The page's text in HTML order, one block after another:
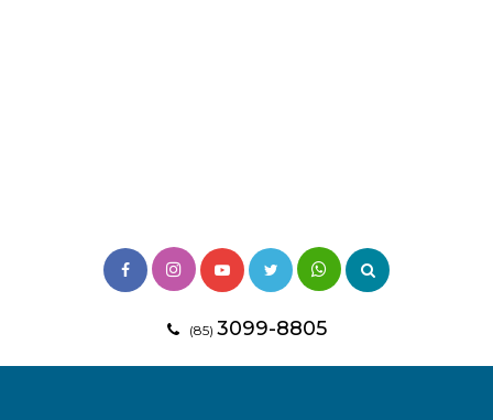
(85) 3099-8805